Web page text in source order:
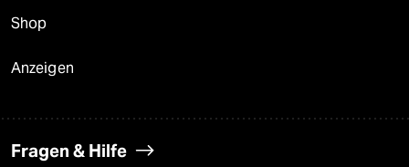
Shop
Anzeigen
Fragen & Hilfe